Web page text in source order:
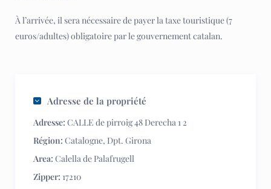
À l’arrivée, il sera nécessaire de payer la taxe touristique (7
euros/adultes) obligatoire par le gouvernement catalan.
Adresse de la propriété
Adresse: CALLE de pirroig 48 Derecha 1 2
Région: Catalogne, Dpt. Girona
Area: Calella de Palafrugell
Zipper: 17210